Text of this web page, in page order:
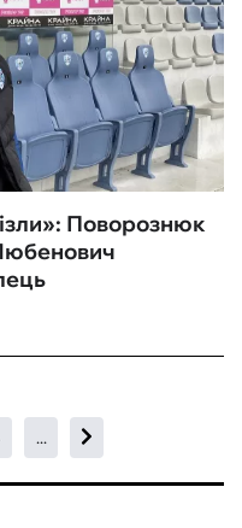
Поворознюк
...